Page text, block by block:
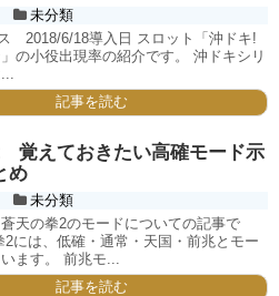
未分類
ス 2018/6/18導入日 スロット「沖ドキ!
の小役出現率の紹介です。 沖ドキシリ
記事を読む
覚えておきたい高確モード示
め
未分類
蒼天の拳2のモードについての記事で
2には、低確・通常・天国・前兆とモー
ます。 前兆モ...
記事を読む